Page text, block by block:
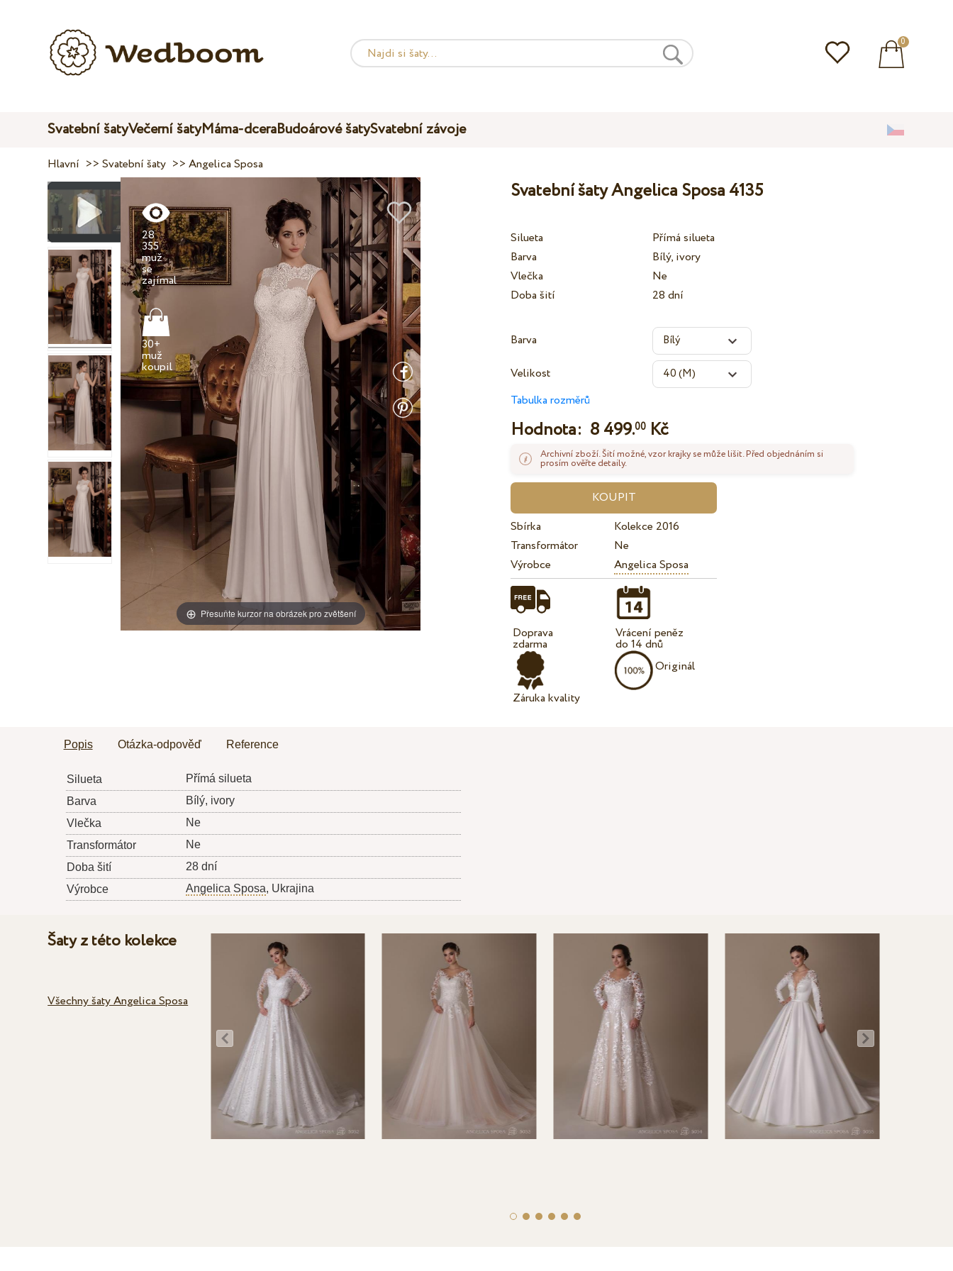
0
Svatební šatyVečerní šatyMáma-dceraBudoárové šatySvatební závoje
Hlavní >>Svatební šaty >>Angelica Sposa
Přesuňte kurzor na obrázek pro zvětšení
28
355
muž
se
zajímal
30+
muž
koupil
Svatební šaty Angelica Sposa 4135
Silueta
Přímá silueta
Barva
Bílý, ivory
Vlečka
Ne
Doba šití
28 dní
Barva
Velikost
Tabulka rozměrů
Hodnota: 8 499.00 Kč
Archivní zboží. Šití možné, vzor krajky se může lišit. Před objednáním si
prosím ověřte detaily.
Sbírka
Kolekce 2016
Transformátor
Ne
Výrobce
Angelica Sposa
Doprava
zdarma
Záruka kvality
Vrácení peněz
do 14 dnů
Originál
Popis Otázka-odpověď Reference
Silueta
Přímá silueta
Barva
Bílý, ivory
Vlečka
Ne
Transformátor
Ne
Doba šití
28 dní
Výrobce
Angelica Sposa, Ukrajina
Šaty z této kolekce
Všechny šaty Angelica Sposa